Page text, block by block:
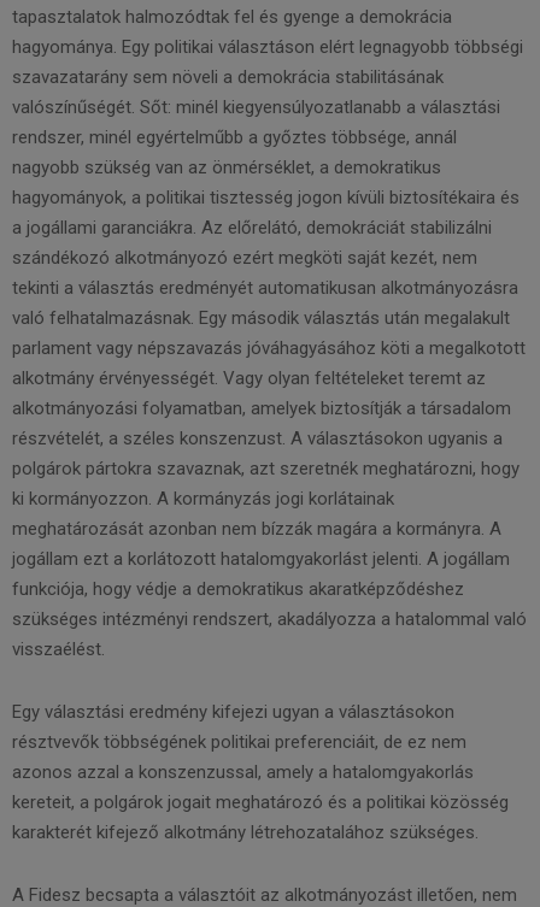
tapasztalatok halmozódtak fel és gyenge a demokrácia
hagyománya. Egy politikai választáson elért legnagyobb többségi
szavazatarány sem növeli a demokrácia stabilitásának
valószínűségét. Sőt: minél kiegyensúlyozatlanabb a választási
rendszer, minél egyértelműbb a győztes többsége, annál
nagyobb szükség van az önmérséklet, a demokratikus
hagyományok, a politikai tisztesség jogon kívüli biztosítékaira és
a jogállami garanciákra. Az előrelátó, demokráciát stabilizálni
szándékozó alkotmányozó ezért megköti saját kezét, nem
tekinti a választás eredményét automatikusan alkotmányozásra
való felhatalmazásnak. Egy második választás után megalakult
parlament vagy népszavazás jóváhagyásához köti a megalkotott
alkotmány érvényességét. Vagy olyan feltételeket teremt az
alkotmányozási folyamatban, amelyek biztosítják a társadalom
részvételét, a széles konszenzust. A választásokon ugyanis a
polgárok pártokra szavaznak, azt szeretnék meghatározni, hogy
ki kormányozzon. A kormányzás jogi korlátainak
meghatározását azonban nem bízzák magára a kormányra. A
jogállam ezt a korlátozott hatalomgyakorlást jelenti. A jogállam
funkciója, hogy védje a demokratikus akaratképződéshez
szükséges intézményi rendszert, akadályozza a hatalommal való
visszaélést.
Egy választási eredmény kifejezi ugyan a választásokon
résztvevők többségének politikai preferenciáit, de ez nem
azonos azzal a konszenzussal, amely a hatalomgyakorlás
kereteit, a polgárok jogait meghatározó és a politikai közösség
karakterét kifejező alkotmány létrehozatalához szükséges.
A Fidesz becsapta a választóit az alkotmányozást illetően, nem